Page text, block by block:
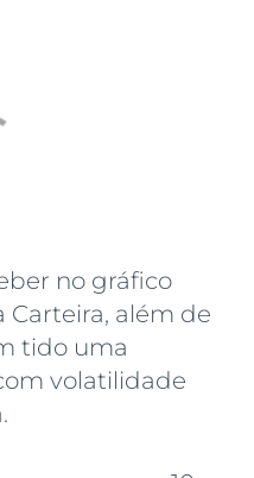
no gráfico
Carteira, além de
tido uma
volatilidade